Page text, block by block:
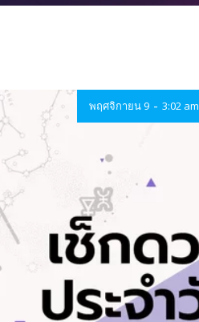
พฤศจิกายน 9 - 3:02 am